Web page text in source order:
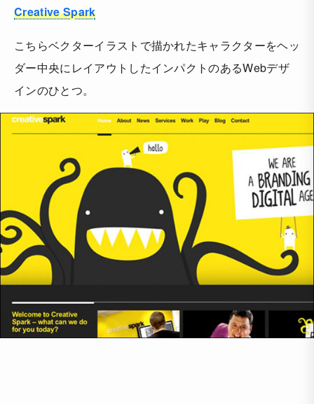
Creative Spark
こちらベクターイラストで描かれたキャラクターをヘッ
ダー中央にレイアウトしたインパクトのあるWebデザ
インのひとつ。